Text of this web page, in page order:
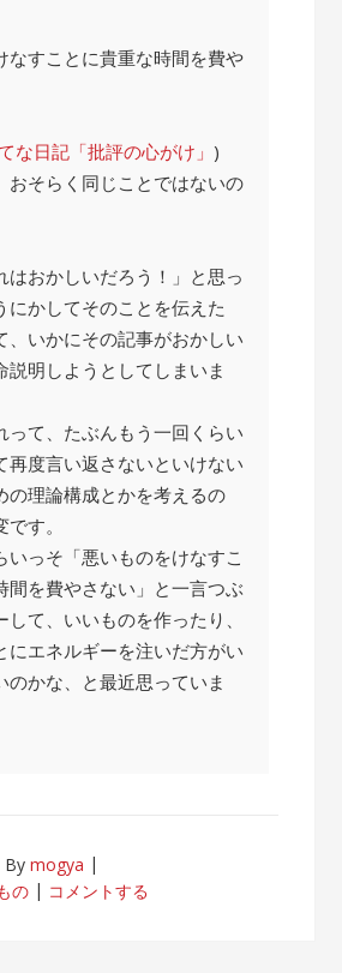
なすことに貴重な時間を費や
な日記「批評の心がけ」 )
おそらく同じことではないの
はおかしいだろう！」と思っ
にかしてそのことを伝えた
、いかにその記事がおかしい
説明しようとしてしまいま
って、たぶんもう一回くらい
再度言い返さないといけない
の理論構成とかを考えるの
す。
いっそ「悪いものをけなすこ
間を費やさない」と一言つぶ
して、いいものを作ったり、
にエネルギーを注いだ方がい
のかな、と最近思っていま
Bymogya
の コメントする